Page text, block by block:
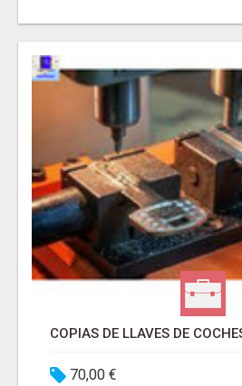
COPIAS DE LLAVES DE
70,00 €